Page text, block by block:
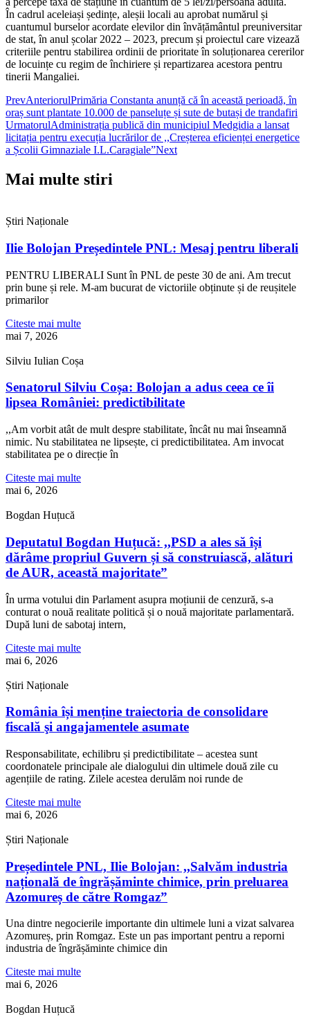
În cadrul aceleiași ședințe, aleșii locali au aprobat numărul și
cuantumul burselor acordate elevilor din învățământul preuniversitar
de stat, în anul școlar 2022 – 2023, precum și proiectul care vizează
criteriile pentru stabilirea ordinii de prioritate în soluționarea cererilor
de locuințe cu regim de închiriere și repartizarea acestora pentru
tinerii Mangaliei.
PrevAnteriorulPrimăria Constanta anunță că în această perioadă, în
oraș sunt plantate 10.000 de panseluțe și sute de butași de trandafiri
UrmatorulAdministrația publică din municipiul Medgidia a lansat
licitația pentru execuția lucrărilor de ,,Creșterea eficienței energetice
a Școlii Gimnaziale I.L.Caragiale”Next
Mai multe stiri
Știri Naționale
Ilie Bolojan Președintele PNL: Mesaj pentru liberali
PENTRU LIBERALI Sunt în PNL de peste 30 de ani. Am trecut
prin bune și rele. M-am bucurat de victoriile obținute și de reușitele
primarilor
Citeste mai multe
mai 7, 2026
Silviu Iulian Coșa
Senatorul Silviu Coșa: Bolojan a adus ceea ce îi
lipsea României: predictibilitate
,,Am vorbit atât de mult despre stabilitate, încât nu mai înseamnă
nimic. Nu stabilitatea ne lipsește, ci predictibilitatea. Am invocat
stabilitatea pe o direcție în
Citeste mai multe
mai 6, 2026
Bogdan Huțucă
Deputatul Bogdan Huțucă: ,,PSD a ales să își
dărâme propriul Guvern și să construiască, alături
de AUR, această majoritate”
În urma votului din Parlament asupra moțiunii de cenzură, s-a
conturat o nouă realitate politică și o nouă majoritate parlamentară.
După luni de sabotaj intern,
Citeste mai multe
mai 6, 2026
Știri Naționale
România își menține traiectoria de consolidare
fiscală şi angajamentele asumate
Responsabilitate, echilibru și predictibilitate – acestea sunt
coordonatele principale ale dialogului din ultimele două zile cu
agențiile de rating. Zilele acestea derulăm noi runde de
Citeste mai multe
mai 6, 2026
Știri Naționale
Președintele PNL, Ilie Bolojan: ,,Salvăm industria
națională de îngrășăminte chimice, prin preluarea
Azomureș de către Romgaz”
Una dintre negocierile importante din ultimele luni a vizat salvarea
Azomureș, prin Romgaz. Este un pas important pentru a reporni
industria de îngrășăminte chimice din
Citeste mai multe
mai 6, 2026
Bogdan Huțucă